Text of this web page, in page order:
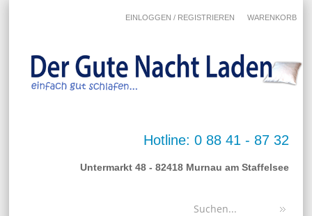
EINLOGGEN / REGISTRIEREN WARENKORB
Hotline: 0 88 41 - 87 32
Untermarkt 48 - 82418 Murnau am Staffelsee